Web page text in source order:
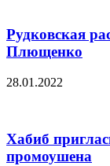
Рудковская
Плющенко
28.01.2022
Хабиб
промоушена